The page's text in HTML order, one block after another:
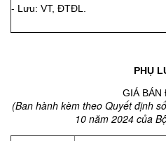
- Lưu: VT, ĐTĐL.
PHỤ
GIÁ BÁN
(Ban hành kèm theo Quyết định
10 năm 2024 của